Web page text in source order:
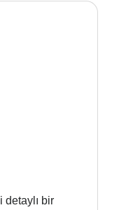
detaylı bir